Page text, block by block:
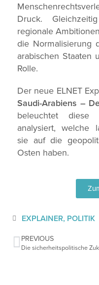
Druck.
regionale
die Normalisierung
arabischen Staaten
Rolle.
Der neue ELNET
Saudi-Arabiens –
beleuchtet diese
analysiert, welche
sie auf die
Osten haben.
EXPLAINER, POLITIK
PREVIOUS